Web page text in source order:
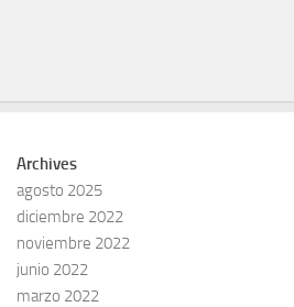
Archives
agosto 2025
diciembre 2022
noviembre 2022
junio 2022
marzo 2022